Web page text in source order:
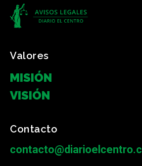
Valores
MISIÓN
VISIÓN
Contacto
contacto@diarioelcentro.cl